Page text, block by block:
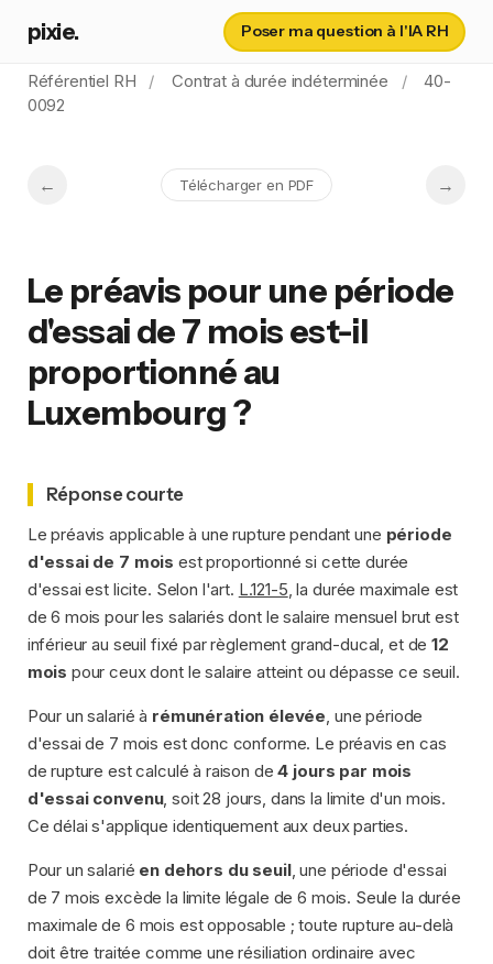
pixie. Poser ma question à l'IA RH
Référentiel RH Contrat à durée indéterminée
40-
0092
Télécharger en PDF
Le préavis pour une période
d'essai de 7 mois est-il
proportionné au
Luxembourg ?
Réponse courte
Le préavis applicable à une rupture pendant une période
d'essai de 7 mois est proportionné si cette durée
d'essai est licite. Selon l'art. L.121-5 , la durée maximale est
de 6 mois pour les salariés dont le salaire mensuel brut est
inférieur au seuil fixé par règlement grand-ducal, et de12
mois pour ceux dont le salaire atteint ou dépasse ce seuil.
Pour un salarié à rémunération élevée , une période
d'essai de 7 mois est donc conforme. Le préavis en cas
de rupture est calculé à raison de4 jours par mois
d'essai convenu, soit 28 jours, dans la limite d'un mois.
Ce délai s'applique identiquement aux deux parties.
Pour un salarié en dehors du seuil, une période d'essai
de 7 mois excède la limite légale de 6 mois. Seule la durée
maximale de 6 mois est opposable ; toute rupture au-delà
doit être traitée comme une résiliation ordinaire avec